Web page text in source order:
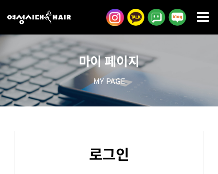
텐
츠
건
너
뛰
기
마이 페이지
MY PAGE
로그인